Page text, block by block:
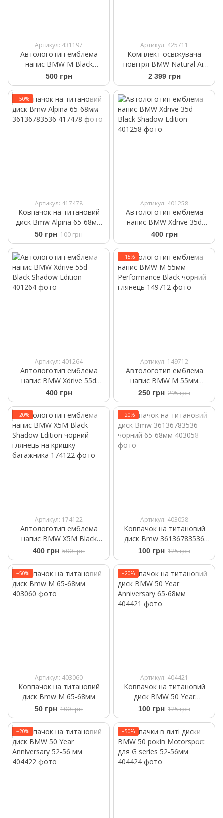
Артикул: 431197
Автологотип емблема
напис BMW M Black
Shadow Edition 45мм
500 грн
Артикул: 425711
Комплект освіжувача
повітря BMW Natural Air
Crystal Clarity 83125B52421
2 399 грн
−50%
Артикул: 417478
Ковпачок на титановий
диск Bmw Alpina 65-68мм
36136783536
50 грн 100 грн
Артикул: 401258
Автологотип емблема
напис BMW Xdrive 35d
Black Shadow Edition
400 грн
Артикул: 401264
Автологотип емблема
напис BMW Xdrive 55d
Black Shadow Edition
400 грн
−15%
Артикул: 149712
Автологотип емблема
напис BMW M 55мм
Performance Black чорний
глянець
250 грн 295 грн
−20%
Артикул: 174122
Автологотип емблема
напис BMW X5M Black
Shadow Edition чорний
глянець на кришку
400 грн 500 грн
−20%
Артикул: 403058
Ковпачок на титановий
диск Bmw 36136783536
чорний 65-68мм
100 грн 125 грн
−50%
Артикул: 403060
Ковпачок на титановий
диск Bmw M 65-68мм
50 грн 100 грн
−20%
Артикул: 404421
Ковпачок на титановий
диск BMW 50 Year
Anniversary 65-68мм
100 грн 125 грн
−20% −50%